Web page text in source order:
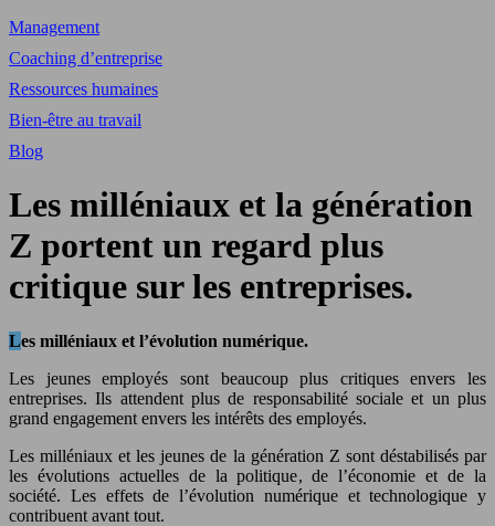
Management
Coaching d’entreprise
Ressources humaines
Bien-être au travail
Blog
Les milléniaux et la génération
Z portent un regard plus
critique sur les entreprises.
Les milléniaux et l’évolution numérique.
Les jeunes employés sont beaucoup plus critiques envers les
entreprises. Ils attendent plus de responsabilité sociale et un plus
grand engagement envers les intérêts des employés.
Les milléniaux et les jeunes de la génération Z sont déstabilisés par
les évolutions actuelles de la politique, de l’économie et de la
société. Les effets de l’évolution numérique et technologique y
contribuent avant tout.